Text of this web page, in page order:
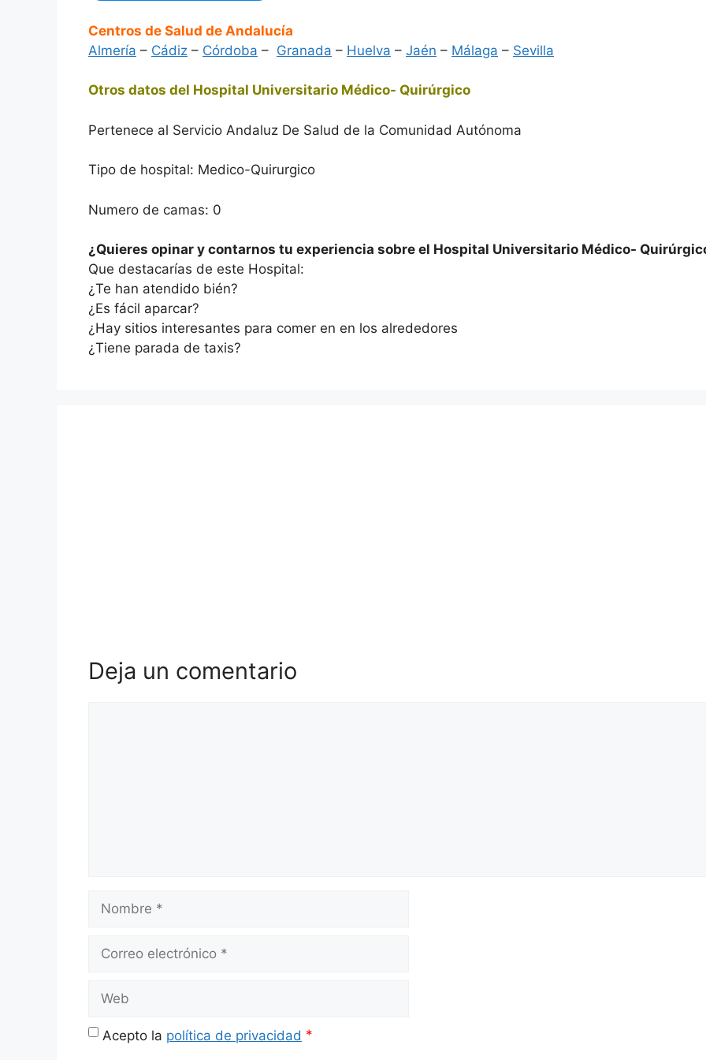
Centros de Salud de Andalucía
Almería – Cádiz – Córdoba – Granada – Huelva – Jaén – Málaga – Sevilla
Otros datos del Hospital Universitario Médico- Quirúrgico
Pertenece al Servicio Andaluz De Salud de la Comunidad Autónoma
Tipo de hospital: Medico-Quirurgico
Numero de camas: 0
¿Quieres opinar y contarnos tu experiencia sobre el Hospital Universitario Médico-
Que destacarías de este Hospital:
¿Te han atendido bién?
¿Es fácil aparcar?
¿Hay sitios interesantes para comer en en los alrededores
¿Tiene parada de taxis?
Deja un comentario
Nombre
Correo
Web
Acepto la política de privacidad *